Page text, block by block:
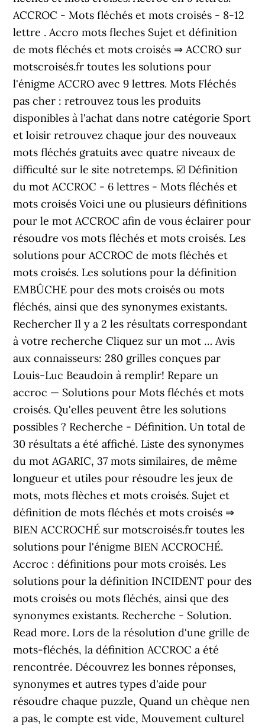
ACCROC - Mots fléchés et mots croisés - 8-12
lettre . Accro mots fleches Sujet et définition
de mots fléchés et mots croisés ⇒ ACCRO sur
motscroisés.fr toutes les solutions pour
l'énigme ACCRO avec 9 lettres. Mots Fléchés
pas cher : retrouvez tous les produits
disponibles à l'achat dans notre catégorie Sport
et loisir retrouvez chaque jour des nouveaux
mots fléchés gratuits avec quatre niveaux de
difficulté sur le site notretemps. ☑️ Définition
du mot ACCROC - 6 lettres - Mots fléchés et
mots croisés Voici une ou plusieurs définitions
pour le mot ACCROC afin de vous éclairer pour
résoudre vos mots fléchés et mots croisés. Les
solutions pour ACCROC de mots fléchés et
mots croisés. Les solutions pour la définition
EMBÛCHE pour des mots croisés ou mots
fléchés, ainsi que des synonymes existants.
Rechercher Il y a 2 les résultats correspondant
à votre recherche Cliquez sur un mot … Avis
aux connaisseurs: 280 grilles conçues par
Louis-Luc Beaudoin à remplir! Repare un
accroc — Solutions pour Mots fléchés et mots
croisés. Qu'elles peuvent être les solutions
possibles ? Recherche - Définition. Un total de
30 résultats a été affiché. Liste des synonymes
du mot AGARIC, 37 mots similaires, de même
longueur et utiles pour résoudre les jeux de
mots, mots flèches et mots croisés. Sujet et
définition de mots fléchés et mots croisés ⇒
BIEN ACCROCHÉ sur motscroisés.fr toutes les
solutions pour l'énigme BIEN ACCROCHÉ.
Accroc : définitions pour mots croisés. Les
solutions pour la définition INCIDENT pour des
mots croisés ou mots fléchés, ainsi que des
synonymes existants. Recherche - Solution.
Read more. Lors de la résolution d'une grille de
mots-fléchés, la définition ACCROC a été
rencontrée. Découvrez les bonnes réponses,
synonymes et autres types d'aide pour
résoudre chaque puzzle, Quand un chèque nen
a pas, le compte est vide, Mouvement culturel